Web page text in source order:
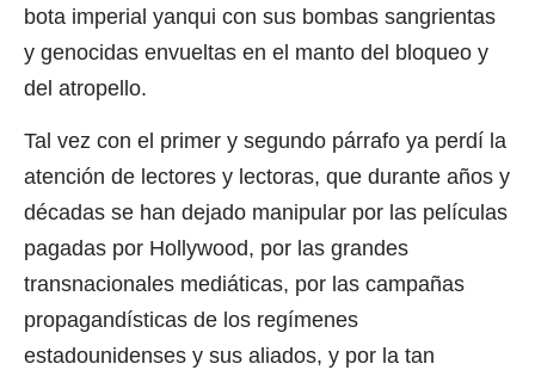
bota imperial yanqui con sus bombas sangrientas
y genocidas envueltas en el manto del bloqueo y
del atropello.
Tal vez con el primer y segundo párrafo ya perdí la
atención de lectores y lectoras, que durante años y
décadas se han dejado manipular por las películas
pagadas por Hollywood, por las grandes
transnacionales mediáticas, por las campañas
propagandísticas de los regímenes
estadounidenses y sus aliados, y por la tan